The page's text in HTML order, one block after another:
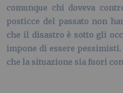
comunque chi doveva
posticce del passato non
che il disastro è sotto gli
impone di essere
che la situazione sia fuori